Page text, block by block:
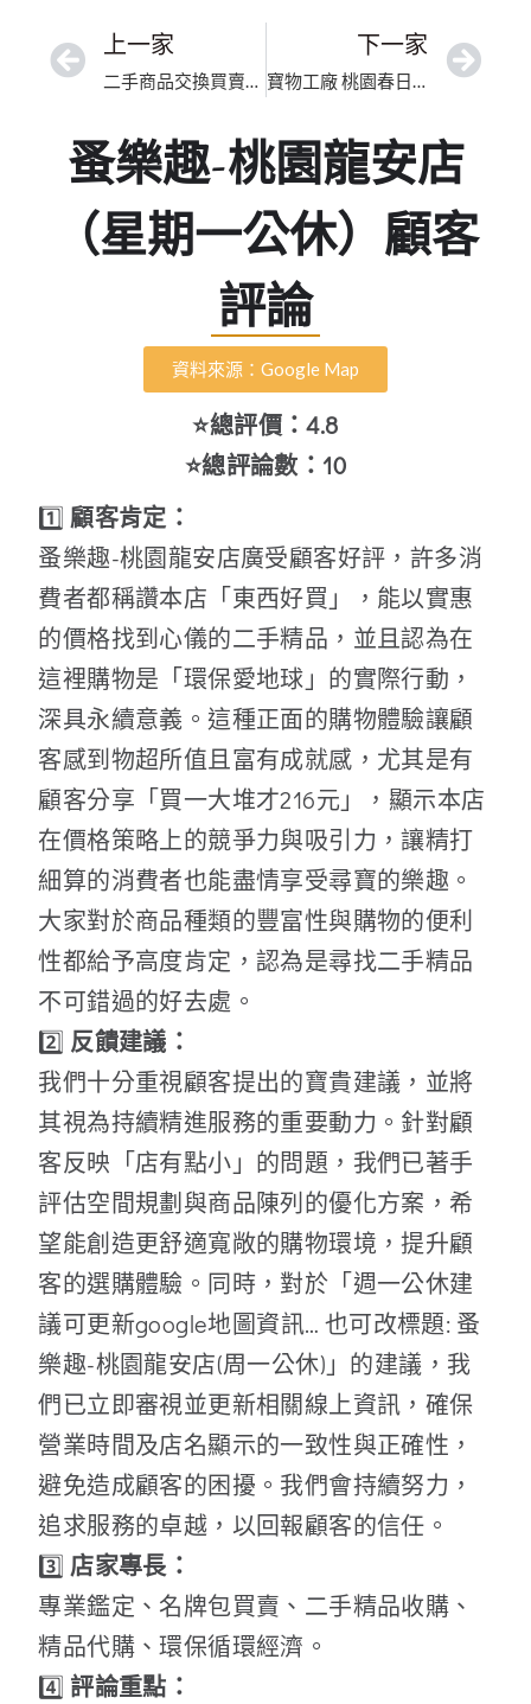
上一家
二手商品交換買賣｜桃園市名牌包寄賣｜口碑優良高奢行家交流平台
下一家
寶物工廠 桃園春日店 Treasure Factory｜桃園市二手高奢名品｜行家首選信賴交流平台
蚤樂趣-桃園龍安店
（星期一公休）顧客
評論
資料來源：Google Map
⭐總評價：4.8
⭐總評論數：10
1️⃣ 顧客肯定：
蚤樂趣-桃園龍安店廣受顧客好評，許多消
費者都稱讚本店「東西好買」，能以實惠
的價格找到心儀的二手精品，並且認為在
這裡購物是「環保愛地球」的實際行動，
深具永續意義。這種正面的購物體驗讓顧
客感到物超所值且富有成就感，尤其是有
顧客分享「買一大堆才216元」，顯示本店
在價格策略上的競爭力與吸引力，讓精打
細算的消費者也能盡情享受尋寶的樂趣。
大家對於商品種類的豐富性與購物的便利
性都給予高度肯定，認為是尋找二手精品
不可錯過的好去處。
2️⃣ 反饋建議：
我們十分重視顧客提出的寶貴建議，並將
其視為持續精進服務的重要動力。針對顧
客反映「店有點小」的問題，我們已著手
評估空間規劃與商品陳列的優化方案，希
望能創造更舒適寬敞的購物環境，提升顧
客的選購體驗。同時，對於「週一公休建
議可更新google地圖資訊… 也可改標題: 蚤
樂趣-桃園龍安店(周一公休)」的建議，我
們已立即審視並更新相關線上資訊，確保
營業時間及店名顯示的一致性與正確性，
避免造成顧客的困擾。我們會持續努力，
追求服務的卓越，以回報顧客的信任。
3️⃣ 店家專長：
專業鑑定、名牌包買賣、二手精品收購、
精品代購、環保循環經濟。
4️⃣ 評論重點：